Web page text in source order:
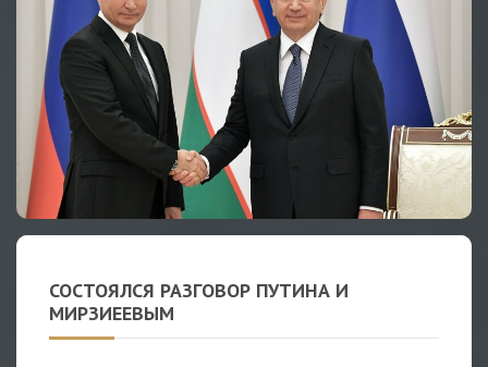
СОСТОЯЛСЯ РАЗГОВОР ПУТИНА И
МИРЗИЕЕВЫМ